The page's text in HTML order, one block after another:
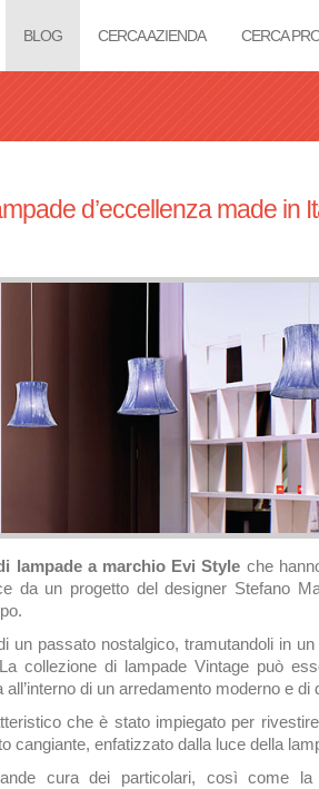
BLOG CERCA AZIENDA CERCA
d’eccellenza made in
lampade a marchio Evi Style che
da un progetto del designer Stefano
passato nostalgico, tramutandoli in
collezione di lampade Vintage può
di un arredamento moderno e di
che è stato impiegato per
cangiante, enfatizzato dalla luce della
cura dei particolari, così come la